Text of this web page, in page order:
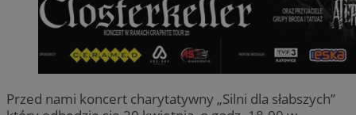
Przed nami koncert charytatywny „Silni dla słabszych”